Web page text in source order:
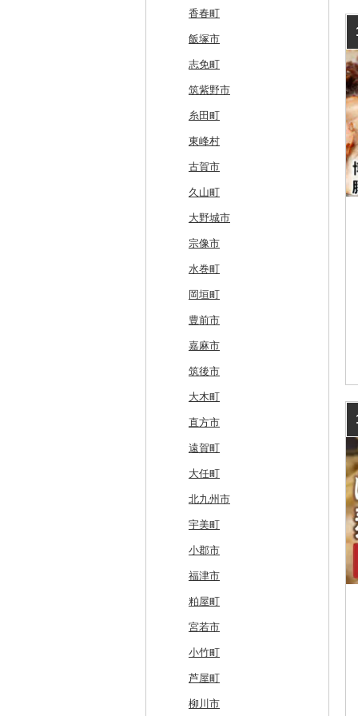
和寒町
紋別市
乙部町
根室市
三笠市
東川町
厚真町
奥尻町
網走市
浦河町
広尾町
中札内村
滝川市
比布町
鶴居村
釧路市
苫前町
当別町
占冠村
上士幌町
平取町
七飯町
北見市
登別市
訓子府町
室蘭市
士幌町
倶知安町
野辺地町
佐井村
六戸町
五所川原市
平川市
蓬田村
中泊町
外ヶ浜町
つがる市
弘前市
鰺ヶ沢町
むつ市
田舎館村
青森県（県庁）
三沢市
西目屋村
遠野市
奥州市
雫石町
岩手県（県庁）
一関市
久慈市
西和賀町
北上市
平泉町
洋野町
大船渡市
山田町
大槌町
大崎市
塩竈市
石巻市
多賀城市
宮城県（県庁）
亘理町
蔵王町
女川町
気仙沼市
美里町
松島町
大和町
大郷町
南三陸町
仙台市
大河原町
角田市
涌谷町
東松島市
秋田市
男鹿市
美郷町
東成瀬村
五城目町
北秋田市
八峰町
鹿角市
大仙市
八郎潟町
山形県（県庁）
金山町
東根市
飯豊町
鮭川村
大蔵村
山辺町
戸沢村
舟形町
最上町
真室川町
寒河江市
西川町
高畠町
山形市
三川町
大江町
米沢市
郡山市
西会津町
玉川村
いわき市
南会津町
田村市
磐梯町
三春町
本宮市
柳津町
鮫川村
福島市
新地町
葛尾村
三島町
桑折町
矢吹町
国見町
檜枝岐村
喜多方市
南相馬市
会津若松市
大熊町
浅川町
相馬市
中島村
伊達市
川内村
美浦村
大洗町
河内町
ひたちなか市
龍ケ崎市
守谷市
常陸大宮市
笠間市
行方市
結城市
城里町
水戸市
鉾田市
桜川市
石岡市
茨城県（県庁）
坂東市
小美玉市
日立市
大子町
鹿嶋市
阿見町
那珂市
筑西市
八千代町
古河市
矢板市
さくら市
足利市
那須町
鹿沼市
下野市
益子町
芳賀町
野木町
みなかみ町
片品村
富岡市
館林市
伊勢崎市
東吾妻町
前橋市
藤岡市
邑楽町
板倉町
嬬恋村
草津町
高崎市
群馬県（県庁）
大泉町
長野原町
中之条町
鳩山町
埼玉県（県庁）
神川町
東秩父村
横瀬町
三芳町
幸手市
日高市
蓮田市
川越市
宮代町
吉見町
東松山市
入間市
志木市
北本市
桶川市
加須市
三郷市
八潮市
越生町
さいたま市
鴻巣市
嵐山町
越谷市
小川町
滑川町
本庄市
君津市
旭市
南房総市
八街市
東金市
九十九里町
いすみ市
東庄町
館山市
大網白里市
一宮町
佐倉市
木更津市
茂原市
野田市
山武市
鴨川市
印西市
神崎町
船橋市
千葉市
白井市
成田市
富津市
浦安市
松戸市
柏市
匝瑳市
国分寺市
東村山市
中央区
あきる野市
中野区
荒川区
北区
多摩市
稲城市
世田谷区
日の出町
板橋区
渋谷区
千代田区
新宿区
江東区
青梅市
国立市
品川区
福生市
小平市
文京区
大田区
豊島区
西東京市
羽村市
鎌倉市
大和市
伊勢原市
小田原市
湯河原町
秦野市
綾瀬市
横須賀市
三浦市
大磯町
箱根町
横浜市
茅ヶ崎市
川崎市
厚木市
海老名市
相模原市
座間市
二宮町
糸魚川市
胎内市
上越市
阿賀野市
津南町
新潟県（県庁）
柏崎市
村上市
妙高市
聖籠町
刈羽村
湯沢町
新潟市
かほく市
小松市
志賀町
加賀市
敦賀市
おおい町
永平寺町
忍野村
笛吹市
中央市
北杜市
鳴沢村
西桂町
身延町
早川町
南部町
昭和町
甲府市
甲州市
丹波山村
根羽村
池田町
須坂市
川上村
信濃町
南牧村
伊那市
立科町
東御市
中野市
豊丘村
売木村
小諸市
木曽町
箕輪町
駒ヶ根市
王滝村
千曲市
辰野町
茅野市
喬木村
阿智村
小川村
宮田村
飯綱町
栄村
松川町
坂城町
本巣市
川辺町
大垣市
輪之内町
神戸町
瑞浪市
中津川市
高山市
郡上市
白川村
御嵩町
海津市
関ケ原町
七宗町
笠松町
東白川村
土岐市
岐阜県（県庁）
下呂市
多治見市
垂井町
恵那市
白川町
各務原市
美濃市
揖斐川町
美濃加茂市
北方町
沼津市
伊豆市
裾野市
焼津市
富士宮市
河津町
袋井市
熱海市
掛川市
伊豆の国市
小山町
森町
川根本町
富士市
御前崎市
東伊豆町
西伊豆町
清水町
南伊豆町
松崎町
湖西市
磐田市
三島市
静岡県（県庁）
牧之原市
菊川市
長泉町
みよし市
西尾市
武豊町
幸田町
碧南市
岡崎市
愛知県（県庁）
蒲郡市
東郷町
犬山市
弥富市
東海市
新城市
春日井市
瀬戸市
大府市
半田市
あま市
岩倉市
小牧市
愛西市
長久手市
豊川市
尾張旭市
稲沢市
知立市
大口町
日進市
紀宝町
伊勢市
四日市市
大台町
尾鷲市
三重県（県庁）
津市
名張市
東員町
玉城町
多賀町
野洲市
笠置町
南丹市
宇治市
京丹波町
京都府（府庁）
大山崎町
精華町
南山城村
京都市
舞鶴市
和束町
八幡市
京田辺市
向日市
忠岡町
四條畷市
寝屋川市
泉大津市
池田市
守口市
富田林市
松原市
柏原市
羽曳野市
大阪府（府庁）
吹田市
河南町
和泉市
高槻市
豊中市
箕面市
太子町
岬町
千早赤阪村
東大阪市
摂津市
島本町
高石市
田尻町
堺市
八尾市
大東市
福崎町
西脇市
宍粟市
丹波市
豊岡市
加東市
稲美町
養父市
南あわじ市
洲本市
猪名川町
尼崎市
加西市
宝塚市
淡路市
丹波篠山市
香美町
芦屋市
神戸市
川西市
三田市
赤穂市
相生市
姫路市
伊丹市
兵庫県（県庁）
加古川市
播磨町
広陵町
天理市
三郷町
下北山村
大和高田市
川西町
川上村
斑鳩町
平群町
黒滝村
御所市
上牧町
明日香村
吉野町
奈良市
大和郡山市
野迫川村
葛城市
三宅町
生駒市
東吉野村
五條市
香芝市
桜井市
橿原市
奈良県（県庁）
天川村
下市町
高野町
九度山町
紀美野町
古座川町
新宮市
太地町
日高川町
紀の川市
上富田町
白浜町
由良町
すさみ町
日高町
有田川町
印南町
和歌山県（県庁）
みなべ町
かつらぎ町
田辺市
北山村
串本町
倉吉市
日南町
伯耆町
日吉津村
松江市
江津市
島根県（県庁）
玉野市
赤磐市
瀬戸内市
和気町
井原市
備前市
総社市
新庄村
高梁市
勝央町
倉敷市
矢掛町
鏡野町
竹原市
熊野町
呉市
海田町
三次市
府中町
三原市
安芸高田市
宇部市
美祢市
下関市
和木町
光市
勝浦町
美馬市
美波町
上勝町
石井町
小松島市
松茂町
佐那河内村
北島町
吉野川市
琴平町
東かがわ市
善通寺市
坂出市
綾川町
丸亀市
西条市
東温市
宇和島市
内子町
大洲市
愛媛県（県庁）
四国中央市
津野町
高知県（県庁）
四万十町
大川村
いの町
土佐町
安田町
南国市
仁淀川町
大月町
三原村
香南市
大豊町
田野町
高知市
東洋町
越知町
安芸市
本山町
土佐清水市
北川村
佐川町
梼原町
宿毛市
中土佐町
香春町
飯塚市
志免町
筑紫野市
糸田町
東峰村
古賀市
久山町
大野城市
宗像市
水巻町
岡垣町
豊前市
嘉麻市
筑後市
大木町
直方市
遠賀町
大任町
北九州市
宇美町
小郡市
福津市
粕屋町
宮若市
小竹町
芦屋町
柳川市